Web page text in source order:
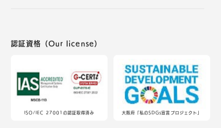
認証資格（Our license）
ISO/IEC 27001の認証取得済み 大阪府「私のSDGs宣言プロジェクト」